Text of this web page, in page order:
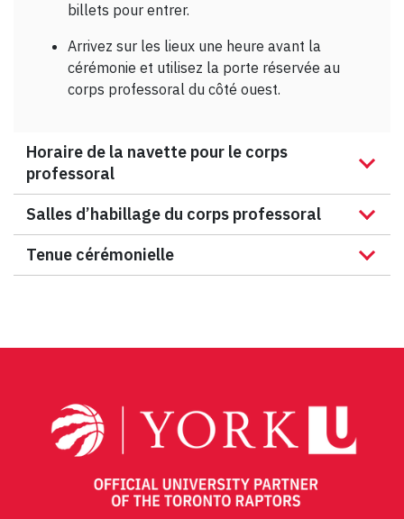
billets pour entrer.
Arrivez sur les lieux une heure avant la
cérémonie et utilisez la porte réservée au
corps professoral du côté ouest.
Horaire de la navette pour le corps
professoral
Salles d’habillage du corps professoral
Tenue cérémonielle